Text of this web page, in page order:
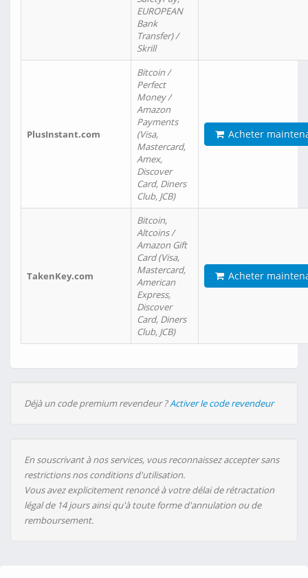
EUROPEAN
Bank
Transfer) /
Skrill
PlusInstant.com
Bitcoin /
Perfect
Money /
Amazon
Payments
(Visa,
Mastercard,
Amex,
Discover
Card, Diners
Club, JCB)
Acheter
TakenKey.com
Bitcoin,
Altcoins /
Amazon Gift
Card (Visa,
Mastercard,
American
Express,
Discover
Card, Diners
Club, JCB)
Acheter
Déjà un code premium revendeur ?Activer le code revendeur
En souscrivant à nos services, vous reconnaissez accepter sans
restrictions nos conditions d'utilisation.
Vous avez explicitement renoncé à votre délai de rétractation
légal de 14 jours ainsi qu'à toute forme d'annulation ou de
remboursement.